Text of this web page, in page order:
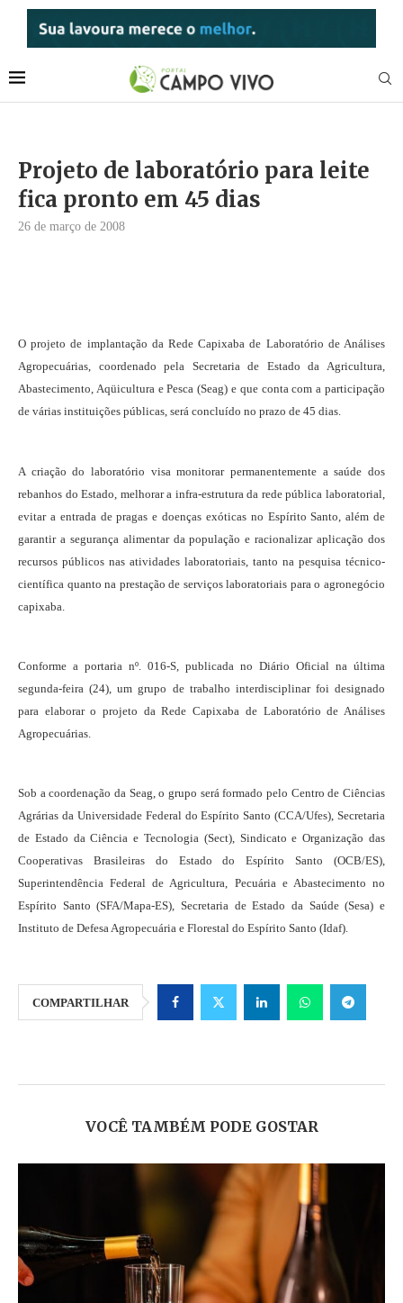
Projeto de laboratório para leite
fica pronto em 45 dias
26 de março de 2008
O projeto de implantação da Rede Capixaba de Laboratório de Análises
Agropecuárias, coordenado pela Secretaria de Estado da Agricultura,
Abastecimento, Aqüicultura e Pesca (Seag) e que conta com a participação
de várias instituições públicas, será concluído no prazo de 45 dias.
A criação do laboratório visa monitorar permanentemente a saúde dos
rebanhos do Estado, melhorar a infra-estrutura da rede pública laboratorial,
evitar a entrada de pragas e doenças exóticas no Espírito Santo, além de
garantir a segurança alimentar da população e racionalizar aplicação dos
recursos públicos nas atividades laboratoriais, tanto na pesquisa técnico-
científica quanto na prestação de serviços laboratoriais para o agronegócio
capixaba.
Conforme a portaria nº. 016-S, publicada no Diário Oficial na última
segunda-feira (24), um grupo de trabalho interdisciplinar foi designado
para elaborar o projeto da Rede Capixaba de Laboratório de Análises
Agropecuárias.
Sob a coordenação da Seag, o grupo será formado pelo Centro de Ciências
Agrárias da Universidade Federal do Espírito Santo (CCA/Ufes), Secretaria
de Estado da Ciência e Tecnologia (Sect), Sindicato e Organização das
Cooperativas Brasileiras do Estado do Espírito Santo (OCB/ES),
Superintendência Federal de Agricultura, Pecuária e Abastecimento no
Espírito Santo (SFA/Mapa-ES), Secretaria de Estado da Saúde (Sesa) e
Instituto de Defesa Agropecuária e Florestal do Espírito Santo (Idaf).
COMPARTILHAR
VOCÊ TAMBÉM PODE GOSTAR